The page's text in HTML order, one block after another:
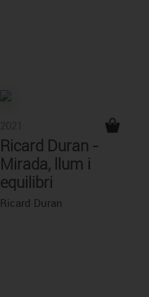
Ricard Duran -
Mirada, llum i
equilibri
Ricard Duran